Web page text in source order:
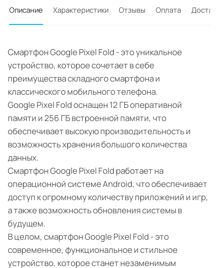
Описание Характеристики Отзывы Оплата
Смартфон Google Pixel Fold - это уникальное
устройство, которое сочетает в себе
преимущества складного смартфона и
классического мобильного телефона.
Google Pixel Fold оснащен 12 ГБ оперативной
памяти и 256 ГБ встроенной памяти, что
обеспечивает высокую производительность и
возможность хранения большого количества
данных.
Смартфон Google Pixel Fold работает на
операционной системе Android, что обеспечивает
доступ к огромному количеству приложений и игр,
а также возможность обновления системы в
будущем.
В целом, смартфон Google Pixel Fold - это
современное, функциональное и стильное
устройство, которое станет незаменимым